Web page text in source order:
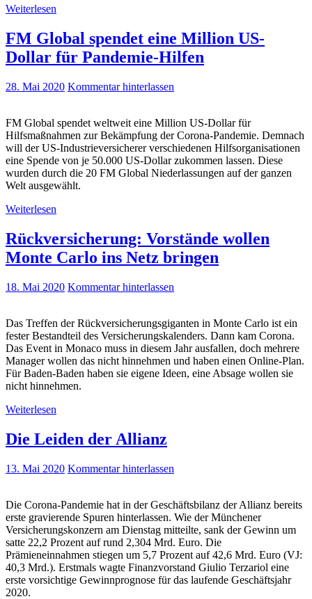
Weiterlesen
FM Global spendet eine Million US-
Dollar für Pandemie-Hilfen
28. Mai 2020 Kommentar hinterlassen
FM Global spendet weltweit eine Million US-Dollar für
Hilfsmaßnahmen zur Bekämpfung der Corona-Pandemie. Demnach
will der US-Industrieversicherer verschiedenen Hilfsorganisationen
eine Spende von je 50.000 US-Dollar zukommen lassen. Diese
wurden durch die 20 FM Global Niederlassungen auf der ganzen
Welt ausgewählt.
Weiterlesen
Rückversicherung: Vorstände wollen
Monte Carlo ins Netz bringen
18. Mai 2020 Kommentar hinterlassen
Das Treffen der Rückversicherungsgiganten in Monte Carlo ist ein
fester Bestandteil des Versicherungskalenders. Dann kam Corona.
Das Event in Monaco muss in diesem Jahr ausfallen, doch mehrere
Manager wollen das nicht hinnehmen und haben einen Online-Plan.
Für Baden-Baden haben sie eigene Ideen, eine Absage wollen sie
nicht hinnehmen.
Weiterlesen
Die Leiden der Allianz
13. Mai 2020 Kommentar hinterlassen
Die Corona-Pandemie hat in der Geschäftsbilanz der Allianz bereits
erste gravierende Spuren hinterlassen. Wie der Münchener
Versicherungskonzern am Dienstag mitteilte, sank der Gewinn um
satte 22,2 Prozent auf rund 2,304 Mrd. Euro. Die
Prämieneinnahmen stiegen um 5,7 Prozent auf 42,6 Mrd. Euro (VJ:
40,3 Mrd.). Erstmals wagte Finanzvorstand Giulio Terzariol eine
erste vorsichtige Gewinnprognose für das laufende Geschäftsjahr
2020.